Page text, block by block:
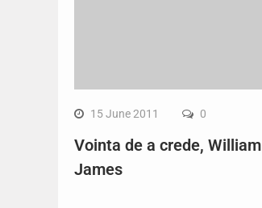
15 June 2011 0
Vointa de a crede, William
James